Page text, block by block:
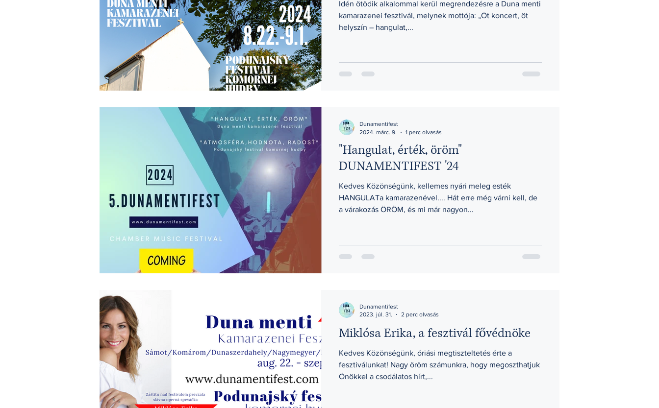
Idén ötödik alkalommal kerül megrendezésre a Duna menti
kamarazenei fesztivál, melynek mottója: „Öt koncert, öt
helyszín – hangulat,...
"Hangulat, érték, öröm"
DUNAMENTIFEST '24
Kedves Közönségünk, kellemes nyári meleg esték
HANGULATa kamarazenével.... Hát erre még várni kell, de
a várakozás ÖRÖM, és mi már nagyon...
Dunamentifest
2024. márc. 9.
1 perc olvasás
Miklósa Erika, a fesztivál fővédnöke
Kedves Közönségünk, óriási megtiszteltetés érte a
fesztiválunkat! Nagy öröm számunkra, hogy megoszthatjuk
Önökkel a csodálatos hírt,...
Dunamentifest
2023. júl. 31.
2 perc olvasás